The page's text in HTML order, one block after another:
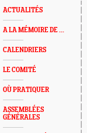
ACTUALITÉS
A LA MÉMOIRE DE ...
CALENDRIERS
LE COMITÉ
OÙ PRATIQUER
ASSEMBLÉES
GÉNÉRALES